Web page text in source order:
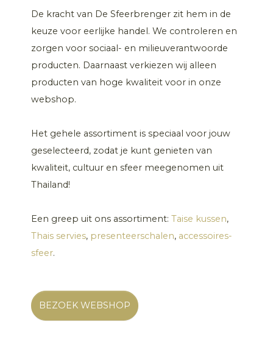
De kracht van De Sfeerbrenger zit hem in de
keuze voor eerlijke handel. We controleren en
zorgen voor sociaal- en milieuverantwoorde
producten. Daarnaast verkiezen wij alleen
producten van hoge kwaliteit voor in onze
webshop.
Het gehele assortiment is speciaal voor jouw
geselecteerd, zodat je kunt genieten van
kwaliteit, cultuur en sfeer meegenomen uit
Thailand!
Een greep uit ons assortiment: Taise kussen,
Thais servies, presenteerschalen, accessoires-
sfeer.
BEZOEK WEBSHOP